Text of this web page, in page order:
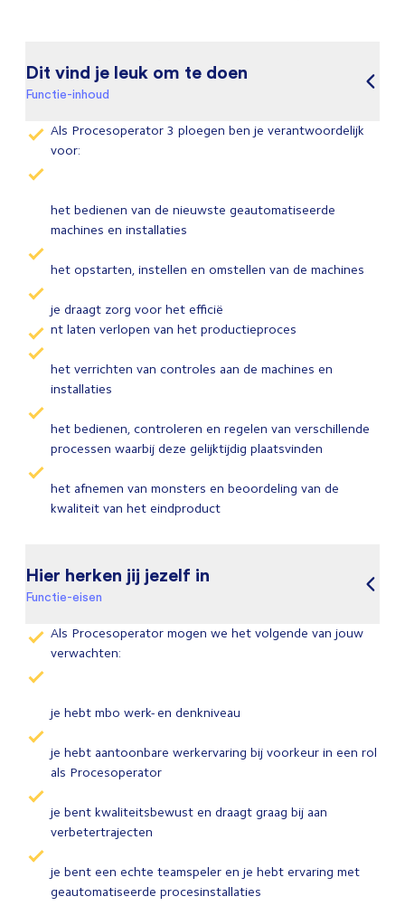
Dit vind je leuk om te doen
Functie-inhoud
Als Procesoperator 3 ploegen ben je verantwoordelijk
voor:
het bedienen van de nieuwste geautomatiseerde
machines en installaties
het opstarten, instellen en omstellen van de machines
je draagt zorg voor het efficië
nt laten verlopen van het productieproces
het verrichten van controles aan de machines en
installaties
het bedienen, controleren en regelen van verschillende
processen waarbij deze gelijktijdig plaatsvinden
het afnemen van monsters en beoordeling van de
kwaliteit van het eindproduct
Hier herken jij jezelf in
Functie-eisen
Als Procesoperator mogen we het volgende van jouw
verwachten:
je hebt mbo werk- en denkniveau
je hebt aantoonbare werkervaring bij voorkeur in een rol
als Procesoperator
je bent kwaliteitsbewust en draagt graag bij aan
verbetertrajecten
je bent een echte teamspeler en je hebt ervaring met
geautomatiseerde procesinstallaties